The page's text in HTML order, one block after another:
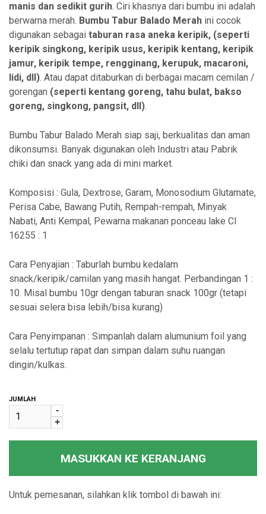
manis dan sedikit gurih. Ciri khasnya dari bumbu ini adalah
berwarna merah. Bumbu Tabur Balado Merah ini cocok
digunakan sebagai taburan rasa aneka keripik, (seperti
keripik singkong, keripik usus, keripik kentang, keripik
jamur, keripik tempe, rengginang, kerupuk, macaroni,
lidi, dll). Atau dapat ditaburkan di berbagai macam cemilan /
gorengan (seperti kentang goreng, tahu bulat, bakso
goreng, singkong, pangsit, dll).
Bumbu Tabur Balado Merah siap saji, berkualitas dan aman
dikonsumsi. Banyak digunakan oleh Industri atau Pabrik
chiki dan snack yang ada di mini market.
Komposisi : Gula, Dextrose, Garam, Monosodium Glutamate,
Perisa Cabe, Bawang Putih, Rempah-rempah, Minyak
Nabati, Anti Kempal, Pewarna makanan ponceau lake CI
16255 : 1
Cara Penyajian : Taburlah bumbu kedalam
snack/keripik/camilan yang masih hangat. Perbandingan 1 :
10. Misal bumbu 10gr dengan taburan snack 100gr (tetapi
sesuai selera bisa lebih/bisa kurang)
Cara Penyimpanan : Simpanlah dalam alumunium foil yang
selalu tertutup rapat dan simpan dalam suhu ruangan
dingin/kulkas.
JUMLAH
-
+
MASUKKAN KE KERANJANG
Untuk pemesanan, silahkan klik tombol di bawah ini: